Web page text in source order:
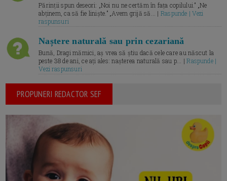
Părinții spun deseori: „Noi nu ne certăm în fața copilului.” „Ne
abținem, ca să fie liniște.” „Avem grijă să... | Raspunde | Vezi
raspunsuri
Naștere naturală sau prin cezariană
Bună, Dragi mămici, aș vrea să știu dacă cele care au născut la
peste 38 de ani, ce ați ales: nașterea naturală sau p... |Raspunde |
Vezi raspunsuri
PROPUNERI REDACTOR SEF